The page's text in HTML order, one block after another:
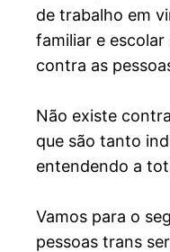
de trabalho em
familiar e
contra as
Não existe
que são tanto
entendendo a
Vamos para o
pessoas trans